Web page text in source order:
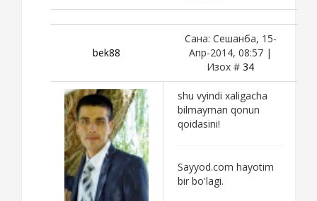
bek88
Сана: Сешанба, 15-
Апр-2014, 08:57 |
Изох # 34
shu vyindi xaligacha
bilmayman qonun
qoidasini!
Sayyod.com hayotim
bir bo'lagi.